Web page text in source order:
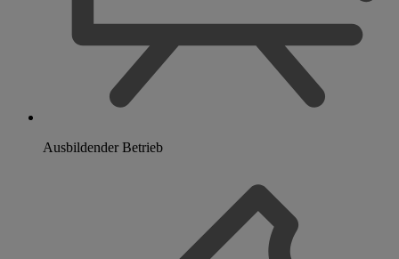
Ausbildender Betrieb